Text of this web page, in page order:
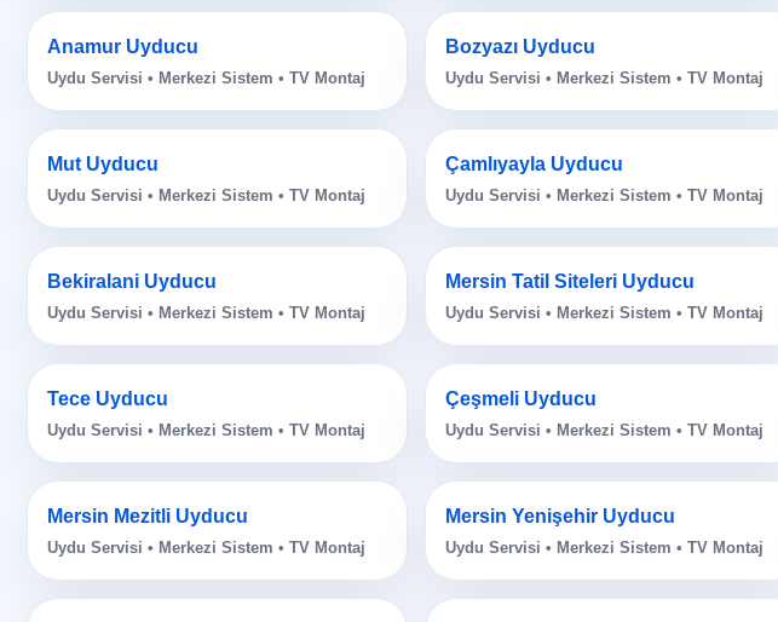
Anamur Uyducu
Uydu Servisi • Merkezi Sistem • TV Montaj
Bozyazı Uyducu
Uydu Servisi • Merkezi Sistem • TV Montaj
Mut Uyducu
Uydu Servisi • Merkezi Sistem • TV Montaj
Çamlıyayla Uyducu
Uydu Servisi • Merkezi Sistem • TV Montaj
Bekiralani Uyducu
Uydu Servisi • Merkezi Sistem • TV Montaj
Mersin Tatil Siteleri Uyducu
Uydu Servisi • Merkezi Sistem • TV Montaj
Tece Uyducu
Uydu Servisi • Merkezi Sistem • TV Montaj
Çeşmeli Uyducu
Uydu Servisi • Merkezi Sistem • TV Montaj
Mersin Mezitli Uyducu
Uydu Servisi • Merkezi Sistem • TV Montaj
Mersin Yenişehir Uyducu
Uydu Servisi • Merkezi Sistem • TV Montaj